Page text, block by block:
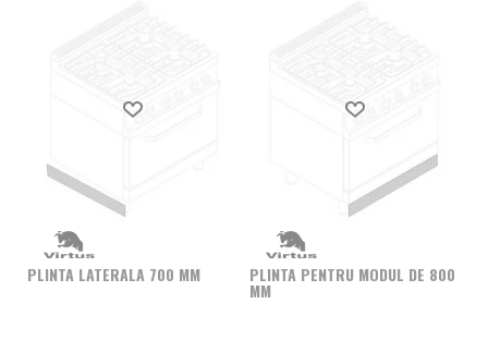
Produs favorit
PLINTA LATERALA 700 MM
Produs favorit
PLINTA PENTRU MODUL DE 800
MM